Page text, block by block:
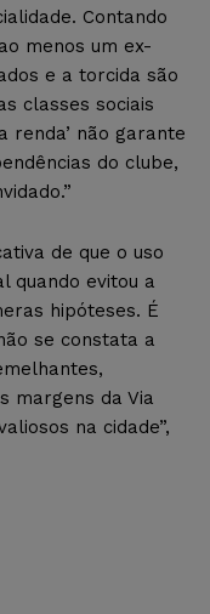
Contando
menos um ex-
e a torcida são
classes sociais
renda’ não garante
do clube,
de que o uso
quando evitou a
hipóteses. É
se constata a
margens da Via
na cidade”,